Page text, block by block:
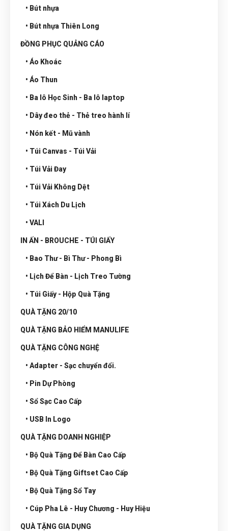
• Bút nhựa
• Bút nhựa Thiên Long
ĐỒNG PHỤC QUẢNG CÁO
• Áo Khoác
• Áo Thun
• Ba lô Học Sinh - Ba lô laptop
• Dây đeo thẻ - Thẻ treo hành lí
• Nón kết - Mũ vành
• Túi Canvas - Túi Vải
• Túi Vải Đay
• Túi Vải Không Dệt
• Túi Xách Du Lịch
• VALI
IN ẤN - BROUCHE - TÚI GIẤY
• Bao Thư - Bì Thư - Phong Bì
• Lịch Để Bàn - Lịch Treo Tường
• Túi Giấy - Hộp Quà Tặng
QUÀ TẶNG 20/10
QUÀ TẶNG BẢO HIỂM MANULIFE
QUÀ TẶNG CÔNG NGHỆ
• Adapter - Sạc chuyển đổi.
• Pin Dự Phòng
• Sổ Sạc Cao Cấp
• USB In Logo
QUÀ TẶNG DOANH NGHIỆP
• Bộ Quà Tặng Để Bàn Cao Cấp
• Bộ Quà Tặng Giftset Cao Cấp
• Bộ Quà Tặng Sổ Tay
• Cúp Pha Lê - Huy Chương - Huy Hiệu
QUÀ TẶNG GIA DỤNG